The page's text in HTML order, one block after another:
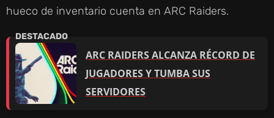
hueco de inventario cuenta en ARC Raiders.
ARC RAIDERS ALCANZA RÉCORD DE
JUGADORES Y TUMBA SUS
SERVIDORES